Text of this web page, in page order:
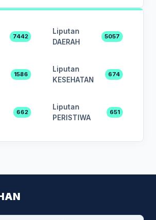
7442
Liputan
DAERAH
5057
1586
Liputan
KESEHATAN
674
662
Liputan
PERISTIWA
651